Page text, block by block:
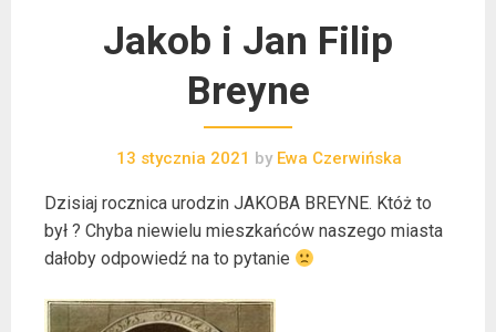
Jakob i Jan Filip
Breyne
13 stycznia 2021 by Ewa Czerwińska
Dzisiaj rocznica urodzin JAKOBA BREYNE. Któż to
był ? Chyba niewielu mieszkańców naszego miasta
dałoby odpowiedź na to pytanie